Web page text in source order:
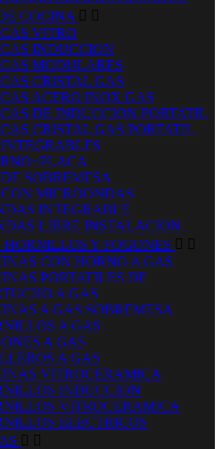
COCINA  
VITRO
INDUCCION
MODULARES
CRISTAL GAS
ACERO INOX GAS
DE INDUCCION PORTATIL
CRISTAL GAS PORTATIL
SOBREMESA
MICROONDAS
INTEGRABLE
LIBRE INSTALACION
Y FOGONES  
CON HORNO A GAS
PORTATILES DE
A GAS
A GAS SOBREMESA
A GAS
A GAS
A GAS
VITROCERAMICA
INDUCCION
VITROCERAMICA
ELECTRICOS
 